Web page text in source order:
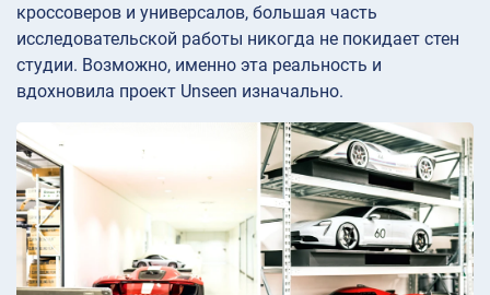
кроссоверов и универсалов, большая часть
исследовательской работы никогда не покидает стен
студии. Возможно, именно эта реальность и
вдохновила проект Unseen изначально.